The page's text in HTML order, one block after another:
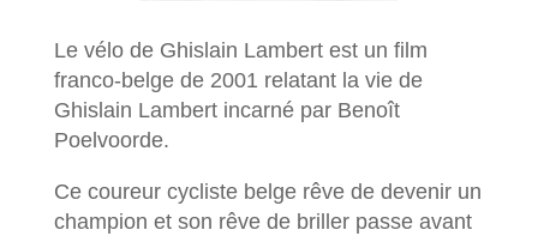
Le vélo de Ghislain Lambert est un film
franco-belge de 2001 relatant la vie de
Ghislain Lambert incarné par Benoît
Poelvoorde.
Ce coureur cycliste belge rêve de devenir un
champion et son rêve de briller passe avant